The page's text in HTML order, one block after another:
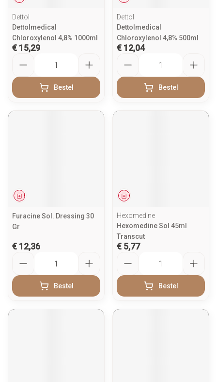
Dettol
Dettolmedical
Chloroxylenol 4,8% 1000ml
€ 15,29
Bestel
Dettol
Dettolmedical
Chloroxylenol 4,8% 500ml
€ 12,04
Bestel
Geneesmiddel
Furacine Sol. Dressing 30
Gr
€ 12,36
Bestel
Geneesmiddel
Hexomedine
Hexomedine Sol 45ml
Transcut
€ 5,77
Bestel